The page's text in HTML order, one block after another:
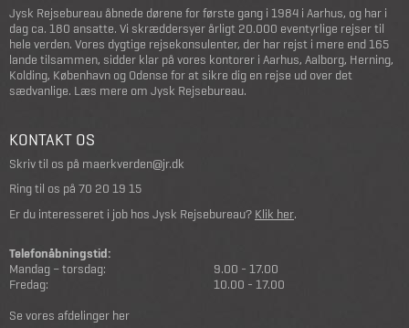
Jysk Rejsebureau åbnede dørene for første gang i 1984 i Aarhus, og har i
dag ca. 180 ansatte. Vi skræddersyer årligt 20.000 eventyrlige rejser til
hele verden. Vores dygtige rejsekonsulenter, der har rejst i mere end 165
lande tilsammen, sidder klar på vores kontorer i Aarhus, Aalborg, Herning,
Kolding, København og Odense for at sikre dig en rejse ud over det
sædvanlige. Læs mere om Jysk Rejsebureau.
KONTAKT OS
Skriv til os på maerkverden@jr.dk
Ring til os på 70 20 19 15
Er du interesseret i job hos Jysk Rejsebureau? Klik her.
Telefonåbningstid:
Mandag – torsdag:
9.00 - 17.00
Fredag:
10.00 - 17.00
Se vores afdelinger her